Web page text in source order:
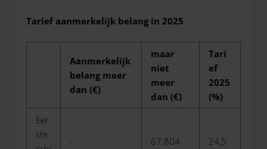
Tarief aanmerkelijk belang in 2025
Aanmerkelijk
belang meer
dan (€)
maar
niet
meer
dan (€)
Tari
ef
2025
(%)
Eer
ste
- 67.804 24,5